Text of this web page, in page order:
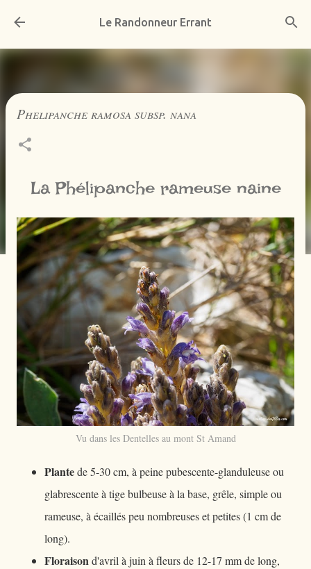
Accéder au contenu principal
Le Randonneur Errant
Phelipanche ramosa subsp. nana
La Phélipanche rameuse naine
Vu dans les Dentelles au mont St Amand
Plantede 5-30 cm, à peine pubescente-glanduleuse ou
glabrescente à tige bulbeuse à la base, grêle, simple ou
rameuse, à écaillés peu nombreuses et petites (1 cm de
long).
Floraisond'avril à juin à fleurs de 12-17 mm de long,